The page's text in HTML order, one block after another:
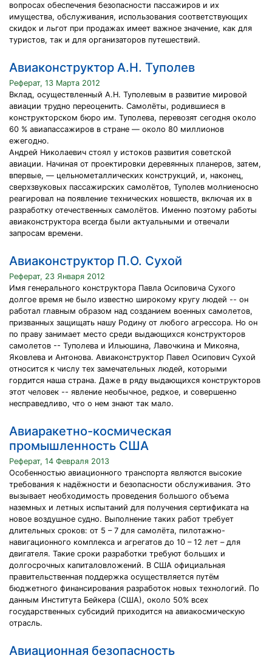
вопросах обеспечения безопасности пассажиров и их
имущества, обслуживания, использования соответствующих
скидок и льгот при продажах имеет важное значение, как для
туристов, так и для организаторов путешествий.
Авиаконструктор А.Н. Туполев
Реферат, 13 Марта 2012
Вклад, осуществленный А.Н. Туполевым в развитие мировой
авиации трудно переоценить. Самолёты, родившиеся в
конструкторском бюро им. Туполева, перевозят сегодня около
60 % авиапассажиров в стране — около 80 миллионов
ежегодно.
Андрей Николаевич стоял у истоков развития советской
авиации. Начиная от проектировки деревянных планеров, затем,
впервые, — цельнометаллических конструкций, и, наконец,
сверхзвуковых пассажирских самолётов, Туполев молниеносно
реагировал на появление технических новшеств, включая их в
разработку отечественных самолётов. Именно поэтому работы
авиаконструктора всегда были актуальными и отвечали
запросам времени.
Авиаконструктор П.О. Сухой
Реферат, 23 Января 2012
Имя генерального конструктора Павла Осиповича Сухого
долгое время не было известно широкому кругу людей -- он
работал главным образом над созданием военных самолетов,
призванных защищать нашу Родину от любого агрессора. Но он
по праву занимает место среди выдающихся конструкторов
самолетов -- Туполева и Ильюшина, Лавочкина и Микояна,
Яковлева и Антонова. Авиаконструктор Павел Осипович Сухой
относится к числу тех замечательных людей, которыми
гордится наша страна. Даже в ряду выдающихся конструкторов
этот человек -- явление необычное, редкое, и совершенно
несправедливо, что о нем знают так мало.
Авиаракетно-космическая
промышленность США
Реферат, 14 Февраля 2013
Особенностью авиационного транспорта являются высокие
требования к надёжности и безопасности обслуживания. Это
вызывает необходимость проведения большого объема
наземных и летных испытаний для получения сертификата на
новое воздушное судно. Выполнение таких работ требует
длительных сроков: от 5 – 7 для самолёта, пилотажно-
навигационного комплекса и агрегатов до 10 – 12 лет – для
двигателя. Такие сроки разработки требуют больших и
долгосрочных капиталовложений. В США официальная
правительственная поддержка осуществляется путём
бюджетного финансирования разработок новых технологий. По
данным Института Бейкера (США), около 50% всех
государственных субсидий приходится на авиакосмическую
отрасль.
Авиационная безопасность